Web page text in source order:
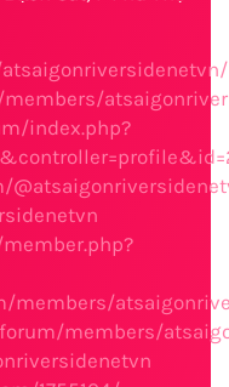
index.php?
members/
members/